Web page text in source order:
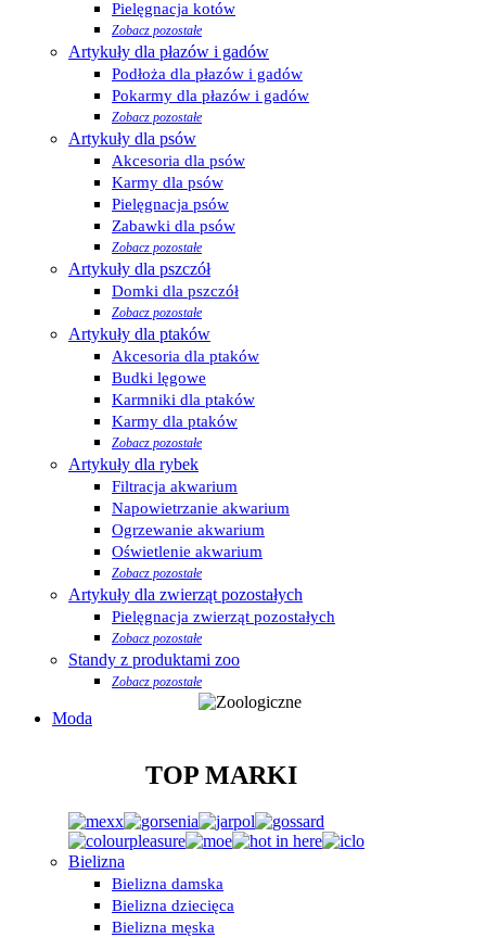
Pielęgnacja kotów
Zobacz pozostałe
Artykuły dla płazów i gadów
Podłoża dla płazów i gadów
Pokarmy dla płazów i gadów
Zobacz pozostałe
Artykuły dla psów
Akcesoria dla psów
Karmy dla psów
Pielęgnacja psów
Zabawki dla psów
Zobacz pozostałe
Artykuły dla pszczół
Domki dla pszczół
Zobacz pozostałe
Artykuły dla ptaków
Akcesoria dla ptaków
Budki lęgowe
Karmniki dla ptaków
Karmy dla ptaków
Zobacz pozostałe
Artykuły dla rybek
Filtracja akwarium
Napowietrzanie akwarium
Ogrzewanie akwarium
Oświetlenie akwarium
Zobacz pozostałe
Artykuły dla zwierząt pozostałych
Pielęgnacja zwierząt pozostałych
Zobacz pozostałe
Standy z produktami zoo
Zobacz pozostałe
Moda
TOP MARKI
Bielizna
Bielizna damska
Bielizna dziecięca
Bielizna męska